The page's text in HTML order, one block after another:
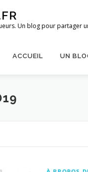
Un blog pour partager
ACCUEIL UN